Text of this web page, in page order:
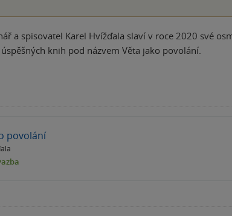
a spisovatel Karel Hvížďala slaví v roce 2020 své
knih pod názvem Věta jako povolání.
povolání